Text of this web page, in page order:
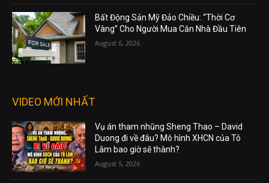
Bất Động Sản Mỹ Đảo Chiều: “Thời Cơ
Vàng” Cho Người Mua Căn Nhà Đầu Tiên
August 6, 2026
VIDEO MỚI NHẤT
Vụ án tham nhũng Sheng Thao – David
Duong đi về đâu? Mô hình XHCN của Tô
Lâm bao giờ sẽ thành?
August 5, 2026